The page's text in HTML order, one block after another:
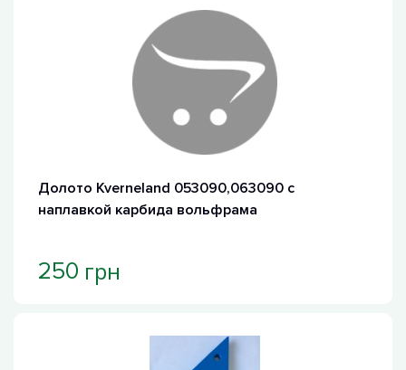
Долото Kverneland 053090,063090 с
наплавкой карбида вольфрама
250 грн